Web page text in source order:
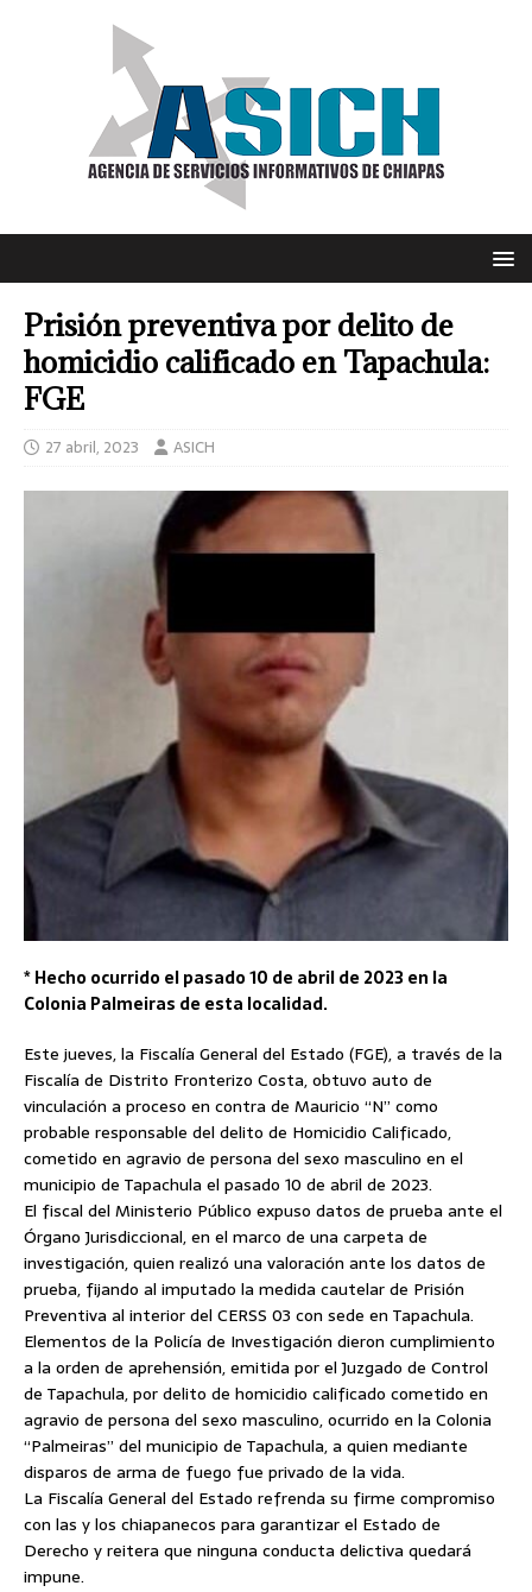
Prisión preventiva por delito de
homicidio calificado en Tapachula:
FGE
27 abril, 2023 ASICH
* Hecho ocurrido el pasado 10 de abril de 2023 en la
Colonia Palmeiras de esta localidad.
Este jueves, la Fiscalía General del Estado (FGE), a través de la
Fiscalía de Distrito Fronterizo Costa, obtuvo auto de
vinculación a proceso en contra de Mauricio “N” como
probable responsable del delito de Homicidio Calificado,
cometido en agravio de persona del sexo masculino en el
municipio de Tapachula el pasado 10 de abril de 2023.
El fiscal del Ministerio Público expuso datos de prueba ante el
Órgano Jurisdiccional, en el marco de una carpeta de
investigación, quien realizó una valoración ante los datos de
prueba, fijando al imputado la medida cautelar de Prisión
Preventiva al interior del CERSS 03 con sede en Tapachula.
Elementos de la Policía de Investigación dieron cumplimiento
a la orden de aprehensión, emitida por el Juzgado de Control
de Tapachula, por delito de homicidio calificado cometido en
agravio de persona del sexo masculino, ocurrido en la Colonia
“Palmeiras” del municipio de Tapachula, a quien mediante
disparos de arma de fuego fue privado de la vida.
La Fiscalía General del Estado refrenda su firme compromiso
con las y los chiapanecos para garantizar el Estado de
Derecho y reitera que ninguna conducta delictiva quedará
impune.